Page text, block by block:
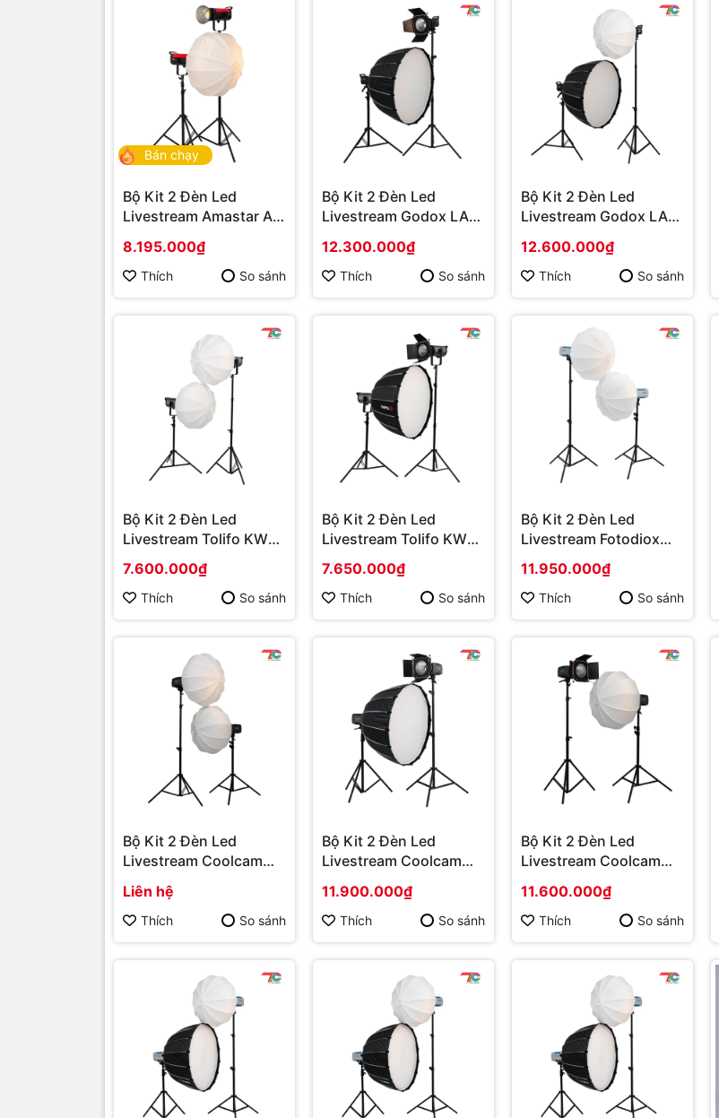
Bán chạy
Bộ Kit 2 Đèn Led
Livestream Amastar AX
8.195.000₫
Thích So sánh
Bộ Kit 2 Đèn Led
Livestream Godox LA
12.300.000₫
Thích So sánh
Bộ Kit 2 Đèn Led
Livestream Godox LA
12.600.000₫
Thích So sánh
Bộ Kit 2 Đèn Led
Livestream Tolifo KW
7.600.000₫
Thích So sánh
Bộ Kit 2 Đèn Led
Livestream Tolifo KW
7.650.000₫
Thích So sánh
Bộ Kit 2 Đèn Led
Livestream Fotodiox
11.950.000₫
Thích So sánh
Bộ Kit 2 Đèn Led
Livestream Coolcam
YT2010C
Liên hệ
Thích So sánh
Bộ Kit 2 Đèn Led
Livestream Coolcam
11.900.000₫
Thích So sánh
Bộ Kit 2 Đèn Led
Livestream Coolcam
11.600.000₫
Thích So sánh